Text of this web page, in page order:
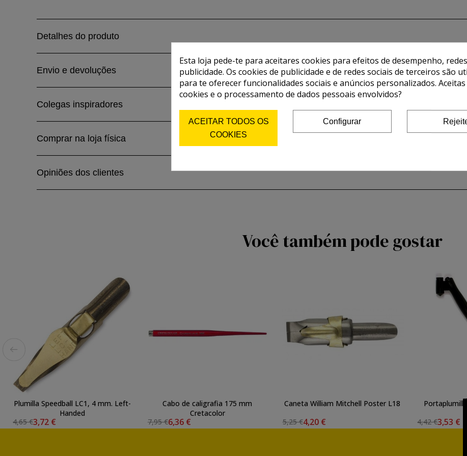
Detalhes do produto
Envio e devoluções
Colegas inspiradores
Comprar na loja física
Opiniões dos clientes
Você também pode gostar
Plumilla Speedball LC1, 4 mm. Left-
Handed
4,65 €3,72 €
Cabo de caligrafia 175 mm
Cretacolor
7,95 €6,36 €
Caneta William Mitchell Poster L18
5,25 €4,20 €
4,42 €3,53 €
Esta loja pede-te para aceitares cookies para efeitos de desempenho,
publicidade. Os cookies de publicidade e de redes sociais de terceiros são
para te oferecer funcionalidades sociais e anúncios personalizados.
cookies e o processamento de dados pessoais envolvidos?
ACEITAR TODOS OS
COOKIES
Configurar